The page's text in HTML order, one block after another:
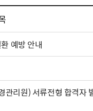
예방 안내
리원) 서류전형 합격자